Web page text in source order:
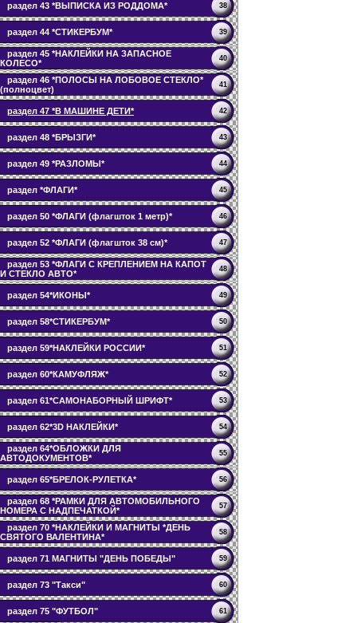
раздел 43 *ВЫПИСКА ИЗ РОДДОМА* 38
раздел 44 *СТИКЕРБУМ* 39
раздел 45 *НАКЛЕЙКИ НА ЗАПАСНОЕ
КОЛЕСО*
40
раздел 46 *ПОЛОСЫ НА ЛОБОВОЕ СТЕКЛО*
(полноцвет)
41
раздел 47 *В МАШИНЕ ДЕТИ* 42
раздел 48 *БРЫЗГИ* 43
раздел 49 *РАЗЛОМЫ* 44
раздел *ФЛАГИ* 45
раздел 50 *ФЛАГИ (флагшток 1 метр)* 46
раздел 52 *ФЛАГИ (флагшток 38 см)* 47
раздел 53 *ФЛАГИ С КРЕПЛЕНИЕМ НА КАПОТ
И СТЕКЛО АВТО*
48
раздел 54*ИКОНЫ* 49
раздел 58*СТИКЕРБУМ* 50
раздел 59*НАКЛЕЙКИ РОССИИ* 51
раздел 60*КАМУФЛЯЖ* 52
раздел 61*САМОНАБОРНЫЙ ШРИФТ* 53
раздел 62*3D НАКЛЕЙКИ* 54
раздел 64*ОБЛОЖКИ ДЛЯ
АВТОДОКУМЕНТОВ*
55
раздел 65*БРЕЛОК-РУЛЕТКА* 56
раздел 68 *РАМКИ ДЛЯ АВТОМОБИЛЬНОГО
НОМЕРА С НАДПЕЧАТКОЙ*
57
раздел 70 *НАКЛЕЙКИ И МАГНИТЫ *ДЕНЬ
СВЯТОГО ВАЛЕНТИНА*
58
раздел 71 МАГНИТЫ "ДЕНЬ ПОБЕДЫ" 59
раздел 73 "Такси" 60
раздел 75 "ФУТБОЛ" 61